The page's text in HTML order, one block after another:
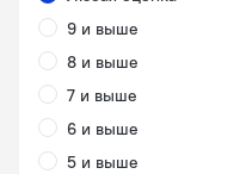
9 и выше
8 и выше
7 и выше
6 и выше
5 и выше